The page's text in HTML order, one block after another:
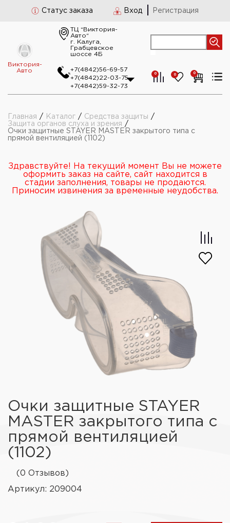
Статус заказа Вход Регистрация
Виктория-
Авто
ТЦ “Виктория-
Авто“
г. Калуга,
Грабцевское
шоссе 4Б
+7(4842)56-69-57
+7(4842)22-03-75
+7(4842)59-32-73
0 0 0
Главная / Каталог / Средства защиты /
Защита органов слуха и зрения /
Очки защитные STAYER MASTER закрытого типа с
прямой вентиляцией (1102)
Здравствуйте! На текущий момент Вы не можете
оформить заказ на сайте, сайт находится в
стадии заполнения, товары не продаются.
Приносим извинения за временные неудобства.
Очки защитные STAYER
MASTER закрытого типа с
прямой вентиляцией
(1102)
(0 Отзывов)
Артикул: 209004